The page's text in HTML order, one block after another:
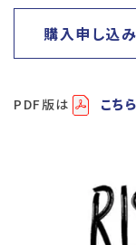
購入申し込み
PDF版は こち